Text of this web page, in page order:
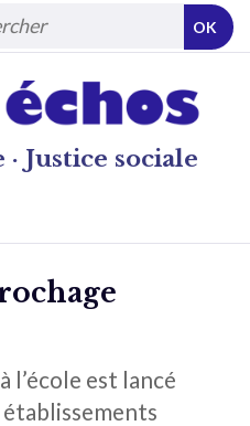
Justice sociale
OK
l’école est lancé